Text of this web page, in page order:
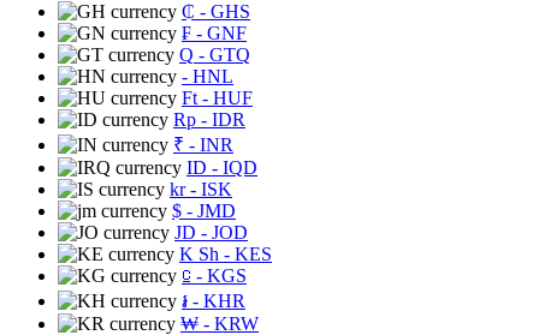
₵ - GHS
₣ - GNF
Q - GTQ
- HNL
Ft - HUF
Rp - IDR
₹ - INR
ID - IQD
kr- ISK
$ - JMD
JD - JOD
K Sh - KES
⃀ - KGS
៛ - KHR
₩ - KRW